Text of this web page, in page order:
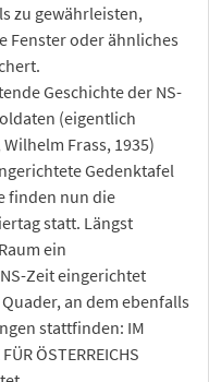
zu gewährleisten,
Fenster oder ähnliches
Geschichte der NS-
(eigentlich
Frass, 1935)
Gedenktafel
finden nun die
statt. Längst
ein
Zeit eingerichtet
an dem ebenfalls
stattfinden: IM
ÖSTERREICHS